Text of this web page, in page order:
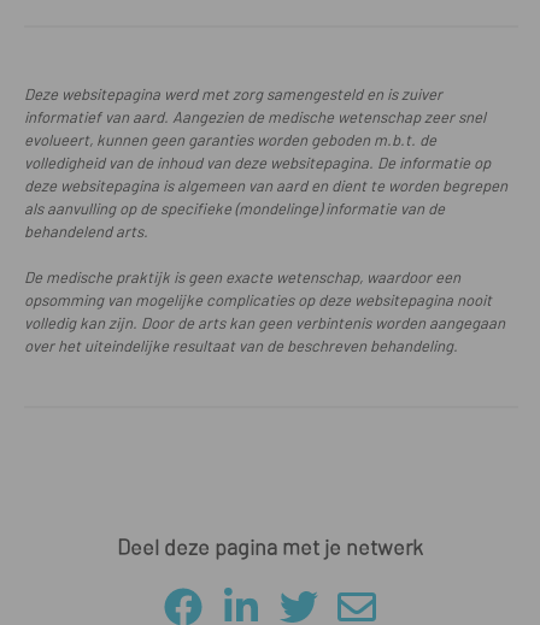
Deze websitepagina werd met zorg samengesteld en is zuiver
informatief van aard. Aangezien de medische wetenschap zeer snel
evolueert, kunnen geen garanties worden geboden m.b.t. de
volledigheid van de inhoud van deze websitepagina. De informatie op
deze websitepagina is algemeen van aard en dient te worden begrepen
als aanvulling op de specifieke (mondelinge) informatie van de
behandelend arts.
De medische praktijk is geen exacte wetenschap, waardoor een
opsomming van mogelijke complicaties op deze websitepagina nooit
volledig kan zijn. Door de arts kan geen verbintenis worden aangegaan
over het uiteindelijke resultaat van de beschreven behandeling.
Deel deze pagina met je netwerk